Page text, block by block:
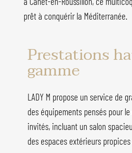
prêt à conquérir la Méditerranée.
Prestations
gamme
LADY M propose un service de
des équipements pensés pour
invités, incluant un salon
des espaces extérieurs